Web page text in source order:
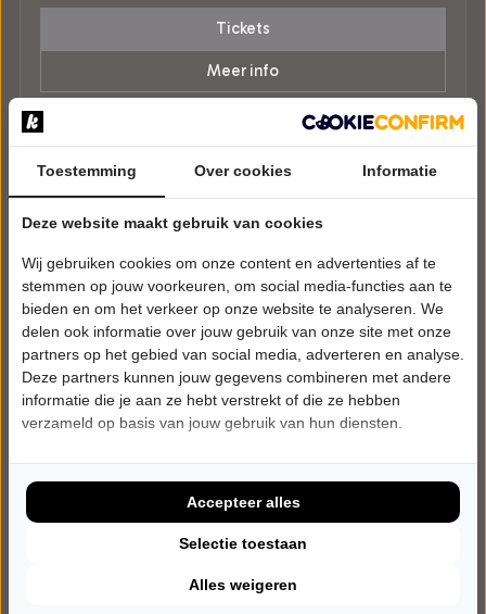
Tickets
Meer info
ZATERDAG 13 MAART 2027 • 20:30 UUR
Berit Companjen
Toestemming Over cookies Informatie
Deze website maakt gebruik van cookies
Wij gebruiken cookies om onze content en advertenties af te
stemmen op jouw voorkeuren, om social media-functies aan te
bieden en om het verkeer op onze website te analyseren. We
delen ook informatie over jouw gebruik van onze site met onze
partners op het gebied van social media, adverteren en analyse.
Deze partners kunnen jouw gegevens combineren met andere
informatie die je aan ze hebt verstrekt of die ze hebben
verzameld op basis van jouw gebruik van hun diensten.
Alles weigeren
Selectie toestaan
Accepteer alles